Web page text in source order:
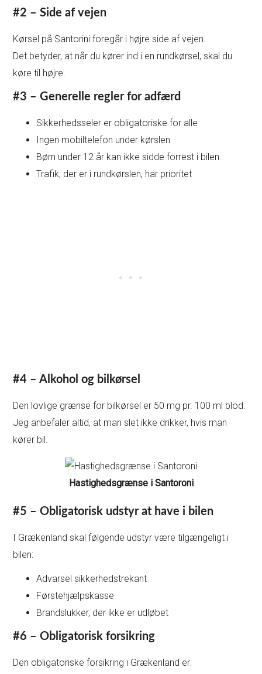
#2 – Side af vejen
Kørsel på Santorini foregår i højre side af vejen.
Det betyder, at når du kører ind i en rundkørsel, skal du
køre til højre.
#3 – Generelle regler for adfærd
Sikkerhedsseler er obligatoriske for alle
Ingen mobiltelefon under kørslen
Børn under 12 år kan ikke sidde forrest i bilen.
Trafik, der er i rundkørslen, har prioritet
#4 – Alkohol og bilkørsel
Den lovlige grænse for bilkørsel er 50 mg pr. 100 ml blod.
Jeg anbefaler altid, at man slet ikke drikker, hvis man
kører bil.
Hastighedsgrænse i Santoroni
#5 – Obligatorisk udstyr at have i bilen
I Grækenland skal følgende udstyr være tilgængeligt i
bilen:
Advarsel sikkerhedstrekant
Førstehjælpskasse
Brandslukker, der ikke er udløbet
#6 – Obligatorisk forsikring
Den obligatoriske forsikring i Grækenland er: